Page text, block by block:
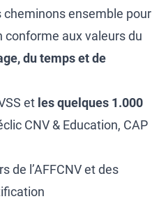
ensemble pour
aux valeurs du
du temps et de
et les quelques 1.000
CNV & Education, CAP
de l’AFFCNV et des